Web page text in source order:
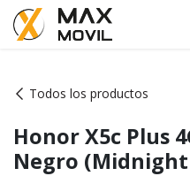
Ir al contenido
Todos los productos
Honor X5c Plus
Negro (Midnight